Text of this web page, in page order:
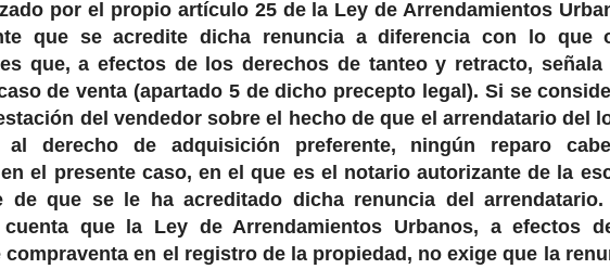
por el propio artículo 25 de la Ley de Arrendamientos
que se acredite dicha renuncia a diferencia con lo que
que, a efectos de los derechos de tanteo y retracto, señala
de venta (apartado 5 de dicho precepto legal). Si se
del vendedor sobre el hecho de que el arrendatario del
al derecho de adquisición preferente, ningún reparo
el presente caso, en el que es el notario autorizante de la
de que se le ha acreditado dicha renuncia del arrendatario.
que la Ley de Arrendamientos Urbanos, a efectos
en el registro de la propiedad, no exige que la